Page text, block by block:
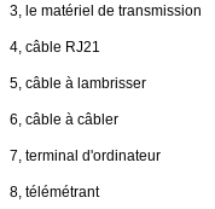
3, le matériel de transmission
4, câble RJ21
5, câble à lambrisser
6, câble à câbler
7, terminal d'ordinateur
8, télémétrant